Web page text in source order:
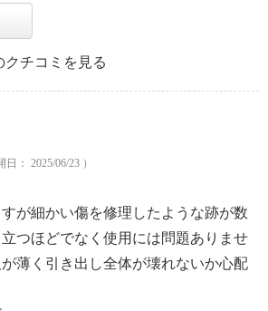
クチコミを見る
日： 2025/06/23 ）
が細かい傷を修理したような跡が数
つほどでなく使用には問題ありませ
薄く引き出し全体が壊れないか心配